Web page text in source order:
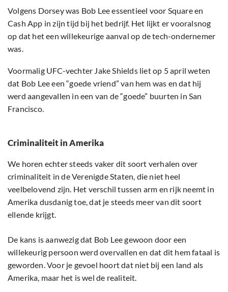
Volgens Dorsey was Bob Lee essentieel voor Square en
Cash App in zijn tijd bij het bedrijf. Het lijkt er vooralsnog
op dat het een willekeurige aanval op de tech-ondernemer
was.
Voormalig UFC-vechter Jake Shields liet op 5 april weten
dat Bob Lee een “goede vriend” van hem was en dat hij
werd aangevallen in een van de “goede” buurten in San
Francisco.
Criminaliteit in Amerika
We horen echter steeds vaker dit soort verhalen over
criminaliteit in de Verenigde Staten, die niet heel
veelbelovend zijn. Het verschil tussen arm en rijk neemt in
Amerika dusdanig toe, dat je steeds meer van dit soort
ellende krijgt.
De kans is aanwezig dat Bob Lee gewoon door een
willekeurig persoon werd overvallen en dat dit hem fataal is
geworden. Voor je gevoel hoort dat niet bij een land als
Amerika, maar het is wel de realiteit.